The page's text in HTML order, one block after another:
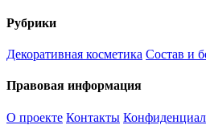
Рубрики
Декоративная косметика Состав и
Правовая информация
О проекте Контакты